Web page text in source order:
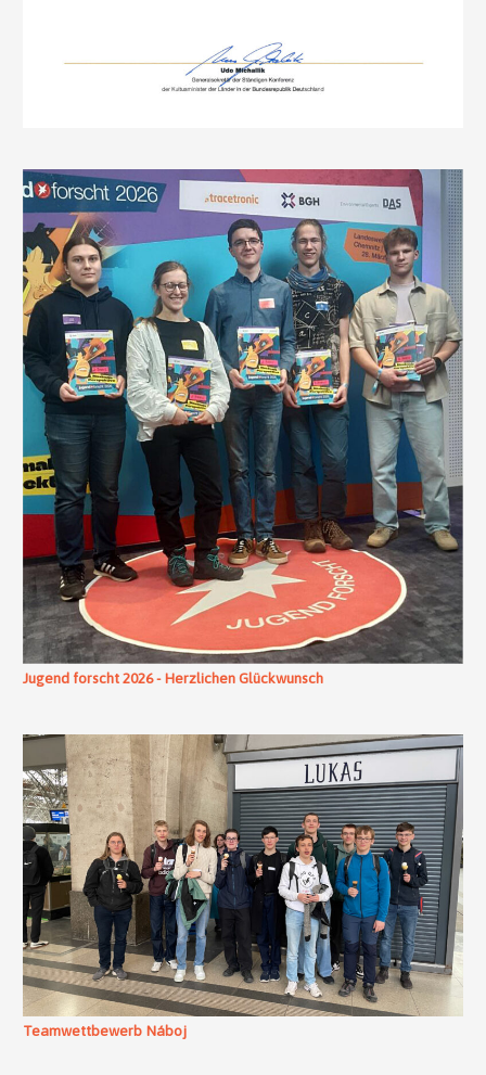
Jugend forscht 2026 - Herzlichen Glückwunsch
Teamwettbewerb Náboj